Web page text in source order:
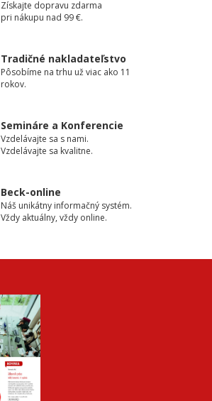
Získajte dopravu zdarma
pri nákupu nad 99 €.
Tradičné nakladateľstvo
Pôsobíme na trhu už viac ako 11
rokov.
Semináre a Konferencie
Vzdelávajte sa s nami.
Vzdelávajte sa kvalitne.
Beck-online
Náš unikátny informačný systém.
Vždy aktuálny, vždy online.